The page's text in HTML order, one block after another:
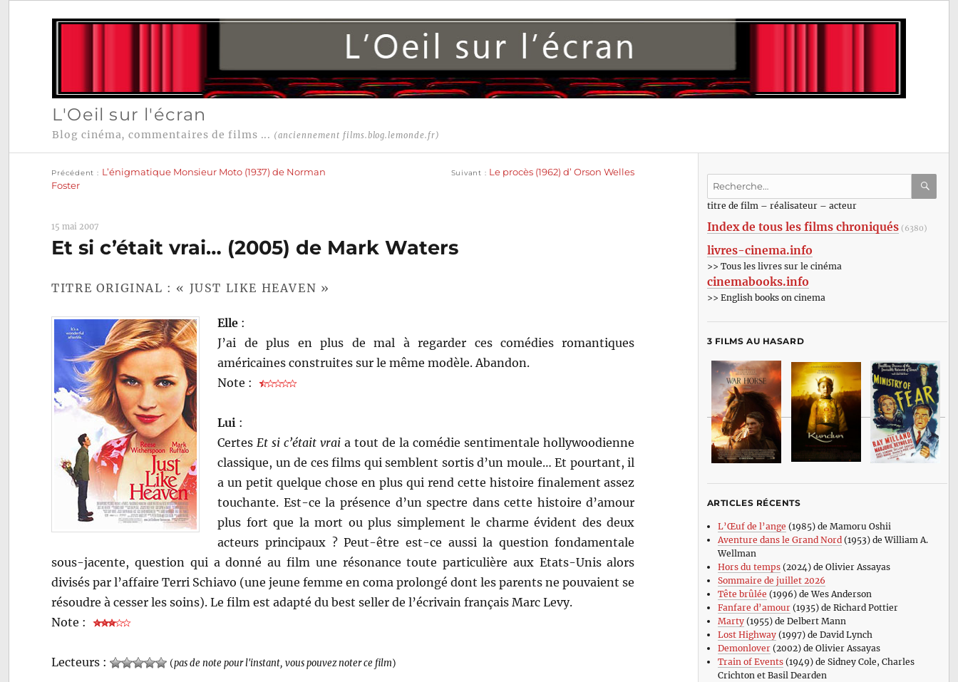
L'Oeil sur l'écran
Blog cinéma, commentaires de films ... (anciennement films.blog.lemonde.fr)
Navigation
de
Précédent
L’énigmatique Monsieur Moto (1937) de Norman
Foster
Suivant Le procès (1962) d’ Orson Welles
15 mai 2007
Et si c’était vrai… (2005) de Mark Waters
TITRE ORIGINAL : « JUST LIKE HEAVEN »
Elle :
J’ai de plus en plus de mal à regarder ces comédies romantiques
américaines construites sur le même modèle. Abandon.
Note :
Lui :
Certes Et si c’était vrai a tout de la comédie sentimentale hollywoodienne
classique, un de ces films qui semblent sortis d’un moule… Et pourtant, il
a un petit quelque chose en plus qui rend cette histoire finalement assez
touchante. Est-ce la présence d’un spectre dans cette histoire d’amour
plus fort que la mort ou plus simplement le charme évident des deux
acteurs principaux ? Peut-être est-ce aussi la question fondamentale
sous-jacente, question qui a donné au film une résonance toute particulière aux Etats-Unis alors
divisés par l’affaire Terri Schiavo (une jeune femme en coma prolongé dont les parents ne pouvaient se
résoudre à cesser les soins). Le film est adapté du best seller de l’écrivain français Marc Levy.
Note :
Lecteurs : (pas de note pour l'instant, vous pouvez noter ce film)
Recherche
:titre de film – réalisateur – acteur
Index de tous les films chroniqués (6380)
livres-cinema.info
>> Tous les livres sur le cinéma
cinemabooks.info
>> English books on cinema
3 FILMS AU HASARD
ARTICLES RÉCENTS
L’Œuf de l’ange (1985) de Mamoru Oshii
Aventure dans le Grand Nord(1953) de William A.
Wellman
Hors du temps(2024) de Olivier Assayas
Sommaire de juillet 2026
Tête brûlée (1996) de Wes Anderson
Fanfare d’amour(1935) de Richard Pottier
Marty(1955) de Delbert Mann
Lost Highway(1997) de David Lynch
Demonlover(2002) de Olivier Assayas
Train of Events(1949) de Sidney Cole, Charles
Crichton et Basil Dearden